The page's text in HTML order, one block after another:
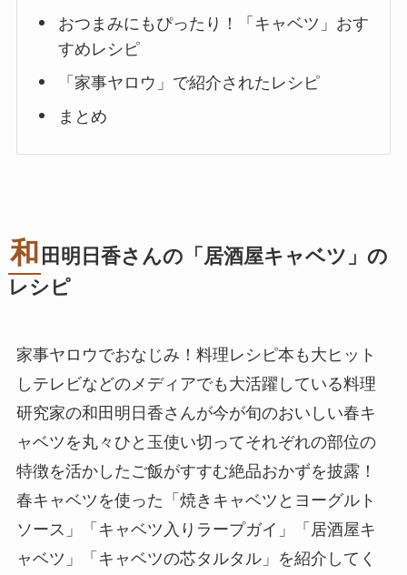
おつまみにもぴったり！「キャベツ」おす
すめレシピ
「家事ヤロウ」で紹介されたレシピ
まとめ
和 田明日香さんの「居酒屋キャベツ」の
レシピ
家事ヤロウでおなじみ！料理レシピ本も大ヒット
しテレビなどのメディアでも大活躍している料理
研究家の和田明日香さんが今が旬のおいしい春キ
ャベツを丸々ひと玉使い切ってそれぞれの部位の
特徴を活かしたご飯がすすむ絶品おかずを披露！
春キャベツを使った「焼きキャベツとヨーグルト
ソース」「キャベツ入りラープガイ」「居酒屋キ
ャベツ」「キャベツの芯タルタル」を紹介してく